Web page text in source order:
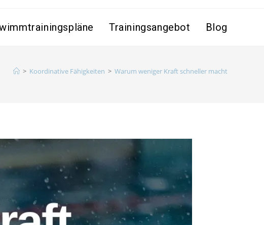
Trainingsangebot Blog
> Koordinative Fähigkeiten > Warum weniger Kraft schneller macht